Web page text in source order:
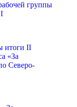
группы
итоги II
«За
Северо-